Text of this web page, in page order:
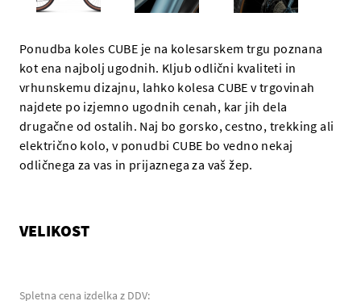
Ponudba koles CUBE je na kolesarskem trgu poznana
kot ena najbolj ugodnih. Kljub odlični kvaliteti in
vrhunskemu dizajnu, lahko kolesa CUBE v trgovinah
najdete po izjemno ugodnih cenah, kar jih dela
drugačne od ostalih. Naj bo gorsko, cestno, trekking ali
električno kolo, v ponudbi CUBE bo vedno nekaj
odličnega za vas in prijaznega za vaš žep.
VELIKOST
Spletna cena izdelka z DDV: